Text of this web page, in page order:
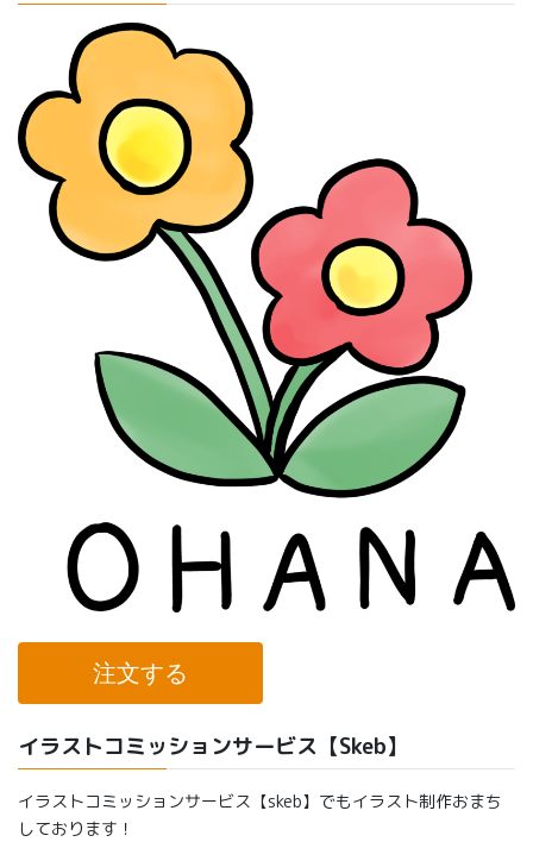
注文する
イラストコミッションサービス【Skeb】
イラストコミッションサービス【skeb】でもイラスト制作おまち
しております！